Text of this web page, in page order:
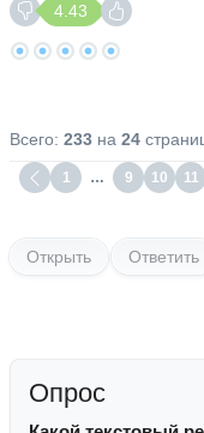
4.43
Всего: 233 на 24
1 … 9 10 11
Открыть Ответить
Опрос